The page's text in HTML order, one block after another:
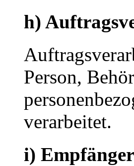
h)
Person,
verarbeitet.
i) Empfänger